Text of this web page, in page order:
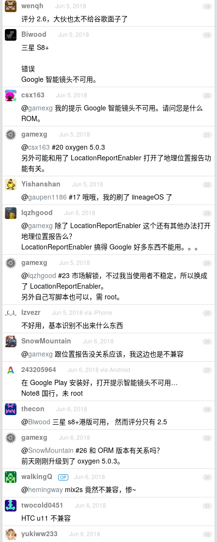
18
wenqh Jun 5, 2018
评分 2.6，大伙也太不给谷歌面子了
19
Biwood Jun 5, 2018
三星 S8+
错误
Google 智能镜头不可用。
20
csx163 Jun 5, 2018
@gamexg 我的提示 Google 智能镜头不可用。请问您是什么
ROM。
21
gamexg Jun 5, 2018
@csx163 #20 oxygen 5.0.3
另外可能和用了 LocationReportEnabler 打开了地理位置报告功
能有关。
22
Yishanshan Jun 5, 2018
@gaupen1186 #17 哦哦，我的刷了 iineageOS 了
23
lqzhgood Jun 5, 2018
@gamexg 除了 LocationReportEnabler 这个还有其他办法打开
地理位置报告么？
LocationReportEnabler 搞得 Google 好多东西不能用。。。
24
gamexg Jun 5, 2018
@lqzhgood #23 市场解锁，不过我当使用者不稳定，所以换成
了 LocationReportEnabler。
另外自己写脚本也可以，需 root。
25
lzvezr Jun 5, 2018 via iPhone
不好用，基本识别不出来什么东西
26
SnowMountain Jun 6, 2018
@gamexg 跟位置报告没关系应该，我这边也是不兼容
27
243205964 Jun 6, 2018 via Android
在 Google Play 安装好，打开提示智能镜头不可用…
Note8 国行，未 root
28
thecon Jun 6, 2018
@Biwood 三星 s8+港版可用， 然而评分只有 2.5
29
gamexg Jun 6, 2018
@SnowMountain #26 和 ORM 版本有关系吗？
前天刚刚升级到了 oxygen 5.0.3。
30
walkingQ OP Jun 6, 2018
@hemingway mix2s 竟然不兼容，惨~
31
twocold0451 Jun 6, 2018
HTC u11 不兼容
32
yukiww233 Jun 6, 2018